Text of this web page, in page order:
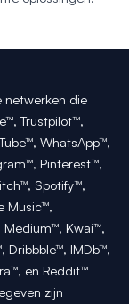
netwerken die
Trustpilot™,
WhatsApp™,
Pinterest™,
Spotify™,
Music™,
Kwai™,
Dribbble™, IMDb™,
en Reddit™
zijn